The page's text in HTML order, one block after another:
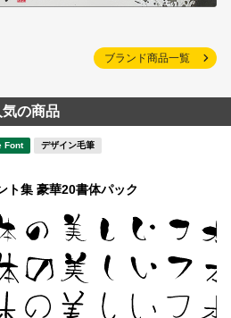
ブランド商品一覧
の商品
Font デザイン毛筆
ト集 豪華20書体パック